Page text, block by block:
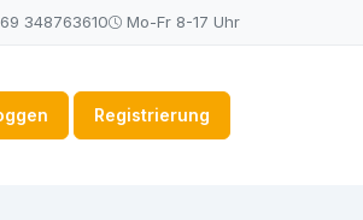
348763610 Mo-Fr 8-17 Uhr
Registrierung